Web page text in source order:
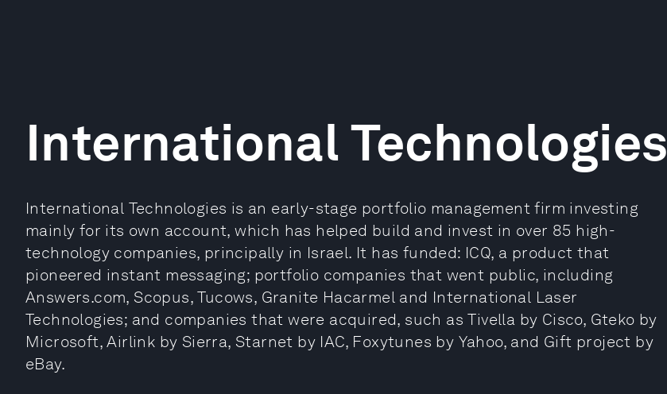
International Technologies
International Technologies is an early-stage portfolio management firm investing
mainly for its own account, which has helped build and invest in over 85 high-
technology companies, principally in Israel. It has funded: ICQ, a product that
pioneered instant messaging; portfolio companies that went public, including
Answers.com, Scopus, Tucows, Granite Hacarmel and International Laser
Technologies; and companies that were acquired, such as Tivella by Cisco, Gteko by
Microsoft, Airlink by Sierra, Starnet by IAC, Foxytunes by Yahoo, and Gift project by
eBay.